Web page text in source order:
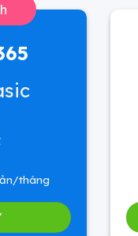
tháng